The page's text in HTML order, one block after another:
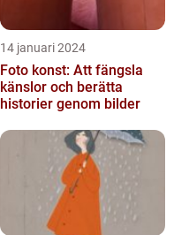
14 januari 2024
Foto konst: Att fängsla
känslor och berätta
historier genom bilder